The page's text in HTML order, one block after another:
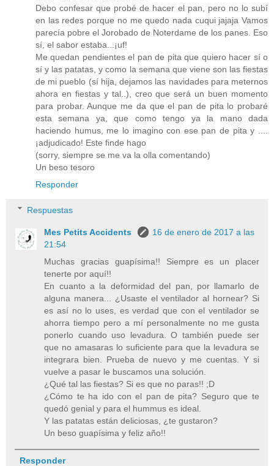
Debo confesar que probé de hacer el pan, pero no lo subí
en las redes porque no me quedo nada cuqui jajaja Vamos
parecía pobre el Jorobado de Noterdame de los panes. Eso
sí, el sabor estaba...¡uf!
Me quedan pendientes el pan de pita que quiero hacer sí o
sí y las patatas, y como la semana que viene son las fiestas
de mi pueblo (sí hija, dejamos las navidades para meternos
ahora en fiestas y tal..), creo que será un buen momento
para probar. Aunque me da que el pan de pita lo probaré
esta semana ya, que como tengo ya la mano dada
haciendo humus, me lo imagino con ese pan de pita y ....
¡adjudicado! Este finde hago
(sorry, siempre se me va la olla comentando)
Un beso tesoro
Responder
Respuestas
Mes Petits Accidents
16 de enero de 2017 a las
21:54
Muchas gracias guapísima!! Siempre es un placer
tenerte por aquí!!
En cuanto a la deformidad del pan, por llamarlo de
alguna manera... ¿Usaste el ventilador al hornear? Si
es así no lo uses, es verdad que con el ventilador se
ahorra tiempo pero a mí personalmente no me gusta
ponerlo cuando uso levadura. O también puede ser
que no amasaras lo suficiente para que la levadura se
integrara bien. Prueba de nuevo y me cuentas. Y si
vuelve a pasar le buscamos una solución.
¿Qué tal las fiestas? Si es que no paras!! ;D
¿Cómo te ha ido con el pan de pita? Seguro que te
quedó genial y para el hummus es ideal.
Y las patatas están deliciosas, ¿te gustaron?
Un beso guapísima y feliz año!!
Responder